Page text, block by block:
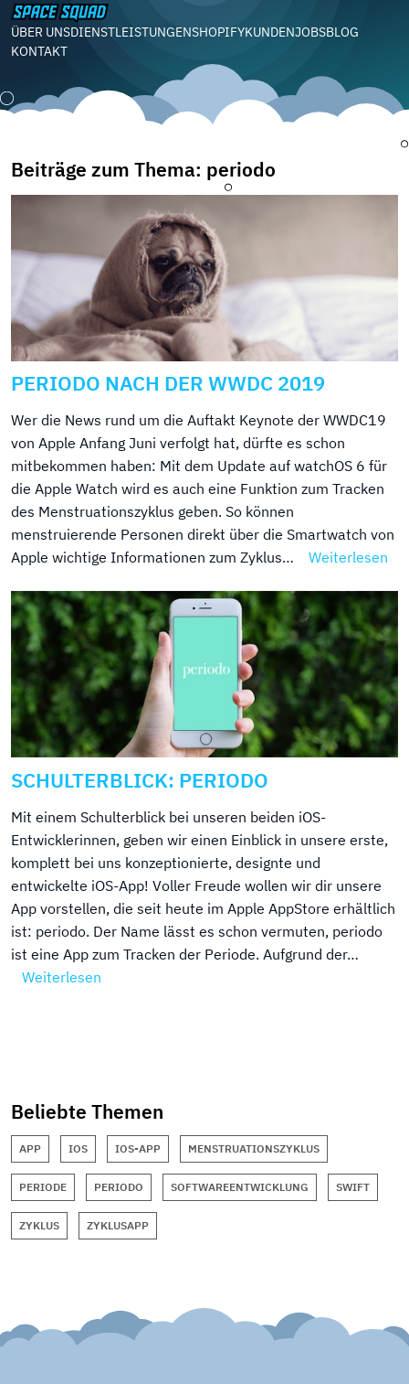
ÜBER UNSDIENSTLEISTUNGENSHOPIFYKUNDENJOBSBLOG
KONTAKT
Beiträge zum Thema: periodo
PERIODO NACH DER WWDC 2019
Wer die News rund um die Auftakt Keynote der WWDC19
von Apple Anfang Juni verfolgt hat, dürfte es schon
mitbekommen haben: Mit dem Update auf watchOS 6 für
die Apple Watch wird es auch eine Funktion zum Tracken
des Menstruationszyklus geben. So können
menstruierende Personen direkt über die Smartwatch von
Apple wichtige Informationen zum Zyklus…
Weiterlesen
SCHULTERBLICK: PERIODO
Mit einem Schulterblick bei unseren beiden iOS-
Entwicklerinnen, geben wir einen Einblick in unsere erste,
komplett bei uns konzeptionierte, designte und
entwickelte iOS-App! Voller Freude wollen wir dir unsere
App vorstellen, die seit heute im Apple AppStore erhältlich
ist: periodo. Der Name lässt es schon vermuten, periodo
ist eine App zum Tracken der Periode. Aufgrund der…
Weiterlesen
Beliebte Themen
APP IOS IOS-APP MENSTRUATIONSZYKLUS
PERIODE PERIODO SOFTWAREENTWICKLUNG SWIFT
ZYKLUS ZYKLUSAPP